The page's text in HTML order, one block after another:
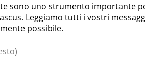
sono uno strumento importante
Leggiamo tutti i vostri
possibile.